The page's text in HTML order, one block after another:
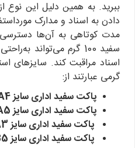
ببرید. به همین دلیل این نوع
دادن به اسناد و مدارک
مدت کوتاهی به آن‌ها دسترسی
سفید 100 گرم می‌تواند
گرمی عبارتند از:
پاکت سفید اداری سایز A4
پاکت سفید اداری سایز A5
پاکت سفید اداری سایز A3
پاکت سفید اداری سایز B5